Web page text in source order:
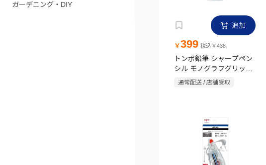
ガーデニング・DIY
追加
￥399 税込￥438
トンボ鉛筆 シャープペン
シル モノグラフグリップ
0.5 ブルー
通常配送 / 店舗受取